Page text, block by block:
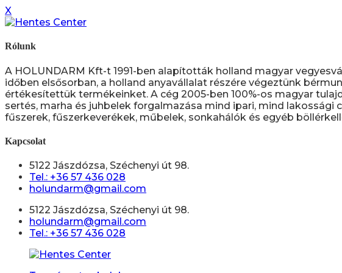
X
Rólunk
A HOLUNDARM Kft-t 1991-ben alapították holland magyar
időben elsősorban, a holland anyavállalat részére végeztünk
értékesítettük termékeinket. A cég 2005-ben 100%-os magyar
sertés, marha és juhbelek forgalmazása mind ipari, mind
fűszerek, fűszerkeverékek, műbelek, sonkahálók és egyéb
Kapcsolat
5122 Jászdózsa, Széchenyi út 98.
Tel.: +36 57 436 028
holundarm@gmail.com
5122 Jászdózsa, Széchenyi út 98.
holundarm@gmail.com
Tel.: +36 57 436 028